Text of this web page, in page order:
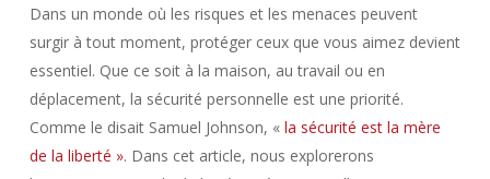
Dans un monde où les risques et les menaces peuvent
surgir à tout moment, protéger ceux que vous aimez devient
essentiel. Que ce soit à la maison, au travail ou en
déplacement, la sécurité personnelle est une priorité.
Comme le disait Samuel Johnson, « la sécurité est la mère
de la liberté ». Dans cet article, nous explorerons